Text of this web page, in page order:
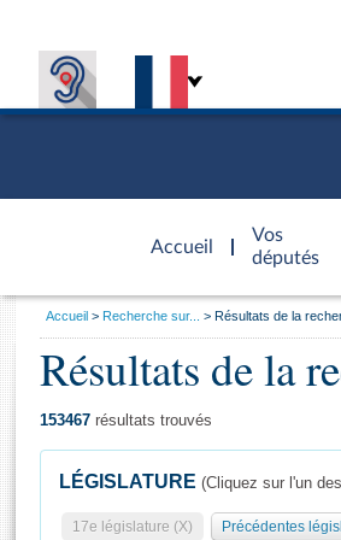
Accueil
d'accueil
Vos
députés
Général
Vous
Accueil Recherche sur... Résultats de la
Résultats de la
153467 résultats trouvés
LÉGISLATURE (Cliquez sur l'un
17e législature (X) Précédentes